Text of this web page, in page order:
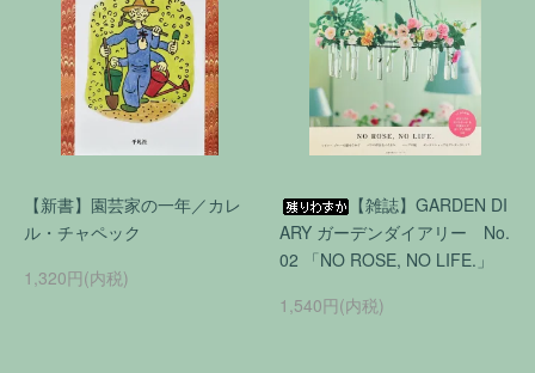
【新書】園芸家の一年／カレ
ル・チャペック
1,320円(内税)
【雑誌】GARDEN DI
ARY ガーデンダイアリー No.
02 「NO ROSE, NO LIFE.」
1,540円(内税)